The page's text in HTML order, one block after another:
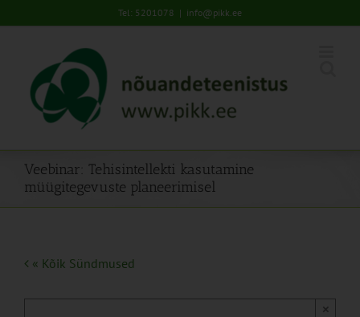
to
Tel: 5201078 | info@pikk.ee
Veebinar: Tehisintellekti kasutamine
müügitegevuste planeerimisel
« Kõik Sündmused
×